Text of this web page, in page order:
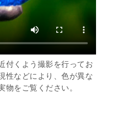
付くよう撮影を行ってお
性などにより、色が異な
物をご覧ください。